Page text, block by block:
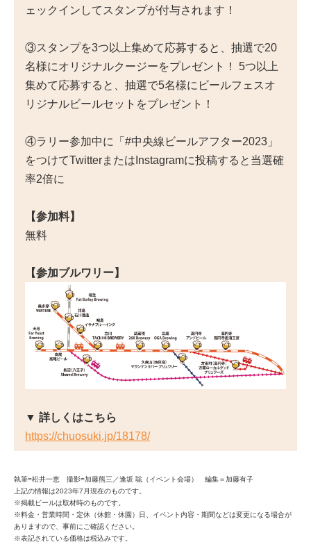
ェックインしてスタンプが付与されます！
③スタンプを3つ以上集めて応募すると、抽選で20
名様にオリジナルクージーをプレゼント！ 5つ以上
集めて応募すると、抽選で5名様にビールフェスオ
リジナルビールセットをプレゼント！
④ラリー参加中に「#中央線ビールアフター2023」
をつけてTwitterまたはInstagramに投稿すると当選確
率2倍に
【参加料】
無料
【参加ブルワリー】
▼ 詳しくはこちら
https://chuosuki.jp/18178/
執筆=松井一恵 撮影=加藤熊三／逢坂 聡（イベント会場） 編集＝加藤有子
上記の情報は2023年7月現在のものです。
※掲載ビールは取材時のものです。
※料金・営業時間・定休（休館・休園）日、イベント内容・期間などは変更になる場合が
ありますので、事前にご確認ください。
※表記されている価格は税込みです。